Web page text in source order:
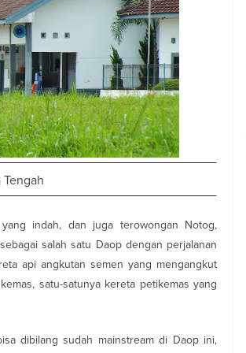
indah, dan juga terowongan Notog,
salah satu Daop dengan perjalanan
api angkutan semen yang mengangkut
satu-satunya kereta petikemas yang
dibilang sudah mainstream di Daop ini,